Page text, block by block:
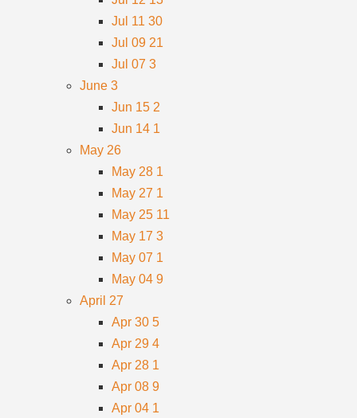
Jul 11 30
Jul 09 21
Jul 07 3
June 3
Jun 15 2
Jun 14 1
May 26
May 28 1
May 27 1
May 25 11
May 17 3
May 07 1
May 04 9
April 27
Apr 30 5
Apr 29 4
Apr 28 1
Apr 08 9
Apr 04 1